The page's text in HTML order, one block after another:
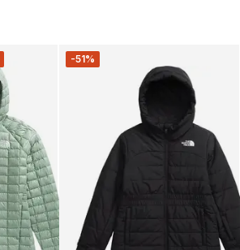
-51%